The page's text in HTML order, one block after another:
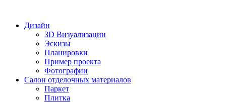
Дизайн
3D Визуализации
Эскизы
Планировки
Пример проекта
Фотографии
Салон отделочных материалов
Паркет
Плитка